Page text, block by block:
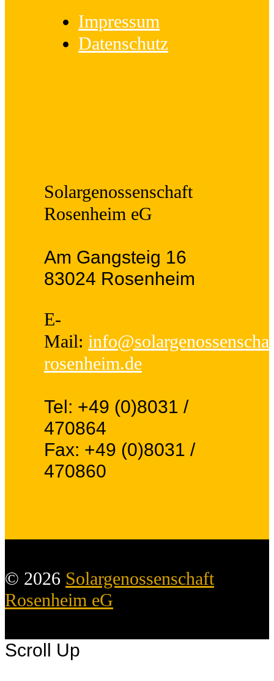
Impressum
Datenschutz
Solargenossenschaft
Rosenheim eG
Am Gangsteig 16
83024 Rosenheim
E-
Mail:
rosenheim.de
Tel: +49 (0)8031 /
470864
Fax: +49 (0)8031 /
470860
© 2026 Solargenossenschaft
Rosenheim eG
Scroll Up